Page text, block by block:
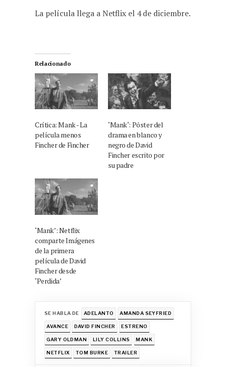
La película llega a Netflix el 4 de diciembre.
Relacionado
Crítica: Mank - La
película menos
Fincher de Fincher
‘Mank‘: Póster del
drama en blanco y
negro de David
Fincher escrito por
su padre
‘Mank’: Netflix
comparte Imágenes
de la primera
película de David
Fincher desde
‘Perdida’
SE HABLA DE ADELANTO AMANDA SEYFRIED
AVANCE DAVID FINCHER ESTRENO
GARY OLDMAN LILY COLLINS MANK
NETFLIX TOM BURKE TRAILER